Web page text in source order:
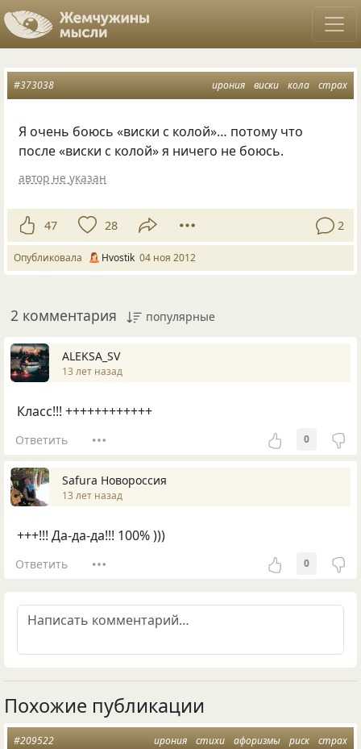
ирония виски кола страх
#373038
Я очень боюсь «виски с колой»… потому что
после«виски с колой» я ничего не боюсь.
автор не указан
47 28 2
Опубликовала Hvostik 04 ноя 2012
2 комментария популярные
ALEKSA_SV
13 лет назад
Класс!!! ++++++++++++
Ответить 0
Safura Новороссия
13 лет назад
+++!!! Да-да-да!!! 100% )))
Ответить 0
Похожие публикации
ирония стихи афоризмы риск страх
#209522